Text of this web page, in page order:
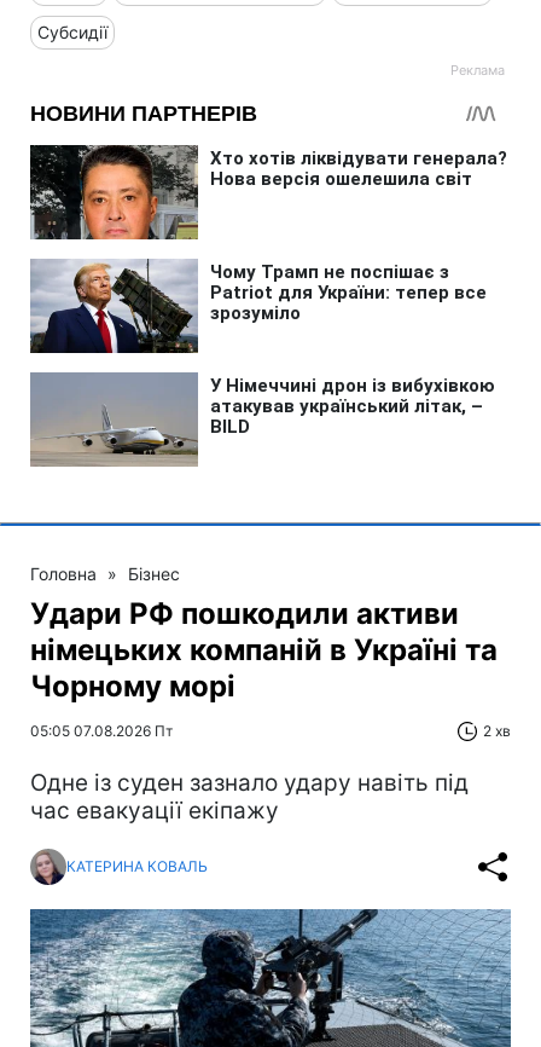
Субсидії
Головна » Бізнес
Удари РФ пошкодили активи
німецьких компаній в Україні та
Чорному морі
05:05 07.08.2026 Пт 2 хв
Одне із суден зазнало удару навіть під
час евакуації екіпажу
КАТЕРИНА КОВАЛЬ